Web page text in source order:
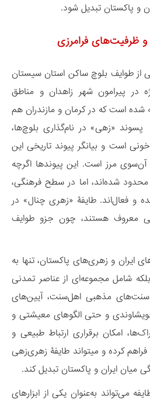
و پاکستان تبدیل شود.
و ظرفیت‌های فرامرزی
از طوایف بلوچ ساکن استان سیستان
در پیرامون شهر زاهدان و مناطق
شده است که در کرمان و مازندران هم
«زهی» در نام‌گذاری بلوچ‌ها،
است و بیانگر پیوند تاریخی این
مرز است. این پیوندها اگرچه
شده‌اند، اما در سطح فرهنگی،
و فعال‌اند. طایفۀ «زهری چنال» در
معروف هستند، چون جزو طوایف
ایران و زهری‌های پاکستان، تنها به
شامل مجموعه‌ای از عناصر تمدنی
سنت‌های مذهبی اهل‌سنت، آیین‌های
و حتی الگوهای معیشتی و
امکان برقراری ارتباط طبیعی و
کرده و میتواند طایفۀ زهری‌زهی
میان ایران و پاکستان تبدیل کند.
می‌تواند به‌عنوان یکی از ابزارهای